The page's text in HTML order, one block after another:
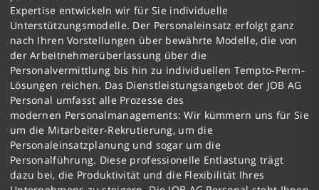
Expertise entwickeln wir für Sie individuelle
Unterstützungsmodelle. Der Personaleinsatz erfolgt ganz
nach Ihren Vorstellungen über bewährte Modelle, die von
der Arbeitnehmerüberlassung über die
Personalvermittlung bis hin zu individuellen Tempto-Perm-
Lösungen reichen. Das Dienstleistungsangebot der JOB AG
Personal umfasst alle Prozesse des
modernen Personalmanagements: Wir kümmern uns für Sie
um die Mitarbeiter-Rekrutierung, um die
Personaleinsatzplanung und sogar um die
Personalführung. Diese professionelle Entlastung trägt
dazu bei, die Produktivität und die Flexibilität Ihres